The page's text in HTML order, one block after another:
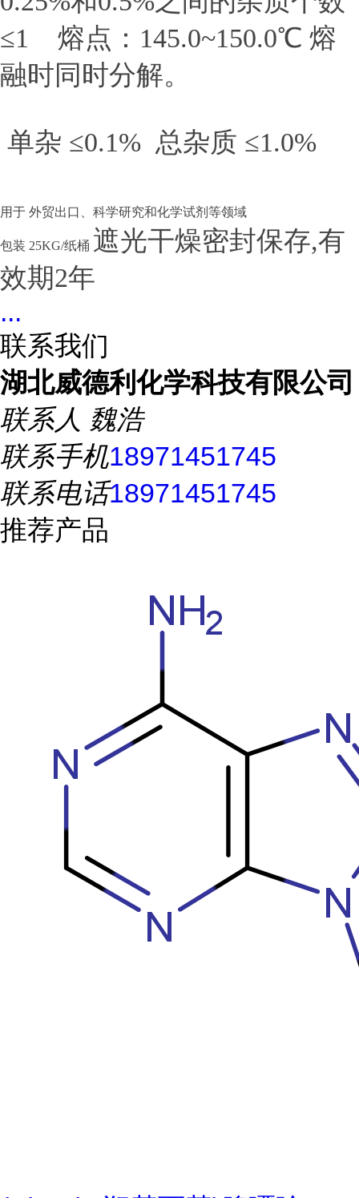
≤1 熔点：145.0~150.0℃ 熔
融时同时分解。
单杂 ≤0.1% 总杂质 ≤1.0%
用于 外贸出口、科学研究和化学试剂等领域
包装 25KG/纸桶 遮光干燥密封保存,有
效期2年
...
联系我们
湖北威德利化学科技有限公司
联系人 魏浩
联系手机18971451745
联系电话18971451745
推荐产品